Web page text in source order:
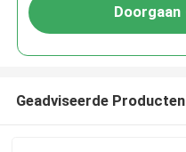
Doorgaan
Geadviseerde Producten